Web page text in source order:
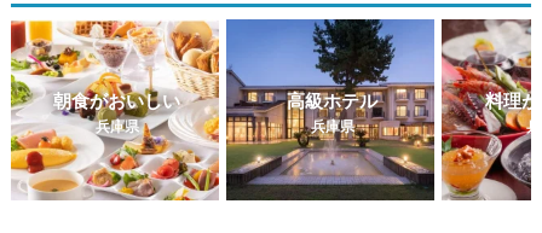
朝食がおいしい
兵庫県
高級ホテル
兵庫県
料理